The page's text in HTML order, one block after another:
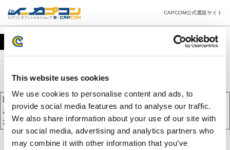
This website uses cookies
We use cookies to personalise content and ads, to
provide social media features and to analyse our traffic.
We also share information about your use of our site with
our social media, advertising and analytics partners who
may combine it with other information that you’ve
CAPCOM公式通販サイト
カート
現在、カートには商品が入っておりません。
お買い物を続けるには下の 「お買い物を続ける」 をクリックしてく
ださい。